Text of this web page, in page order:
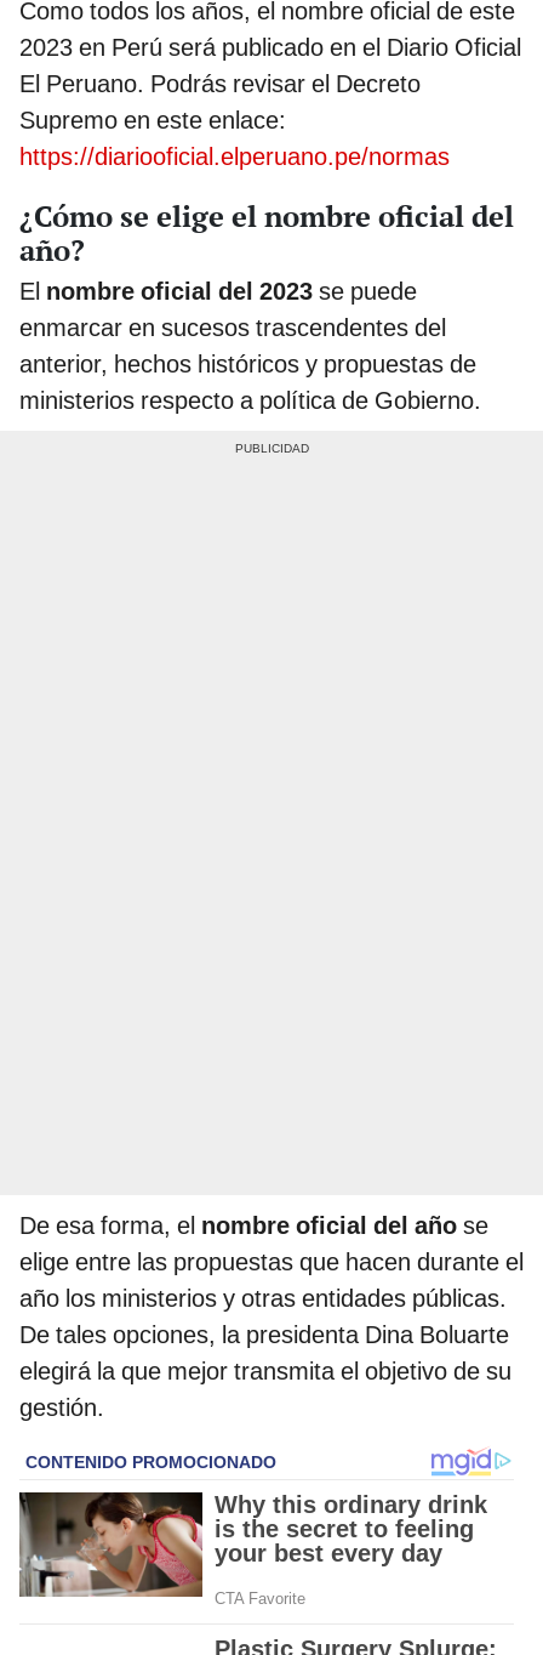
Como todos los años, el nombre oficial de este
2023 en Perú será publicado en el Diario Oficial
El Peruano. Podrás revisar el Decreto
Supremo en este enlace:
https://diariooficial.elperuano.pe/normas
¿Cómo se elige el nombre oficial del
año?
El nombre oficial del 2023 se puede
enmarcar en sucesos trascendentes del
anterior, hechos históricos y propuestas de
ministerios respecto a política de Gobierno.
De esa forma, el nombre oficial del año se
elige entre las propuestas que hacen durante el
año los ministerios y otras entidades públicas.
De tales opciones, la presidenta Dina Boluarte
elegirá la que mejor transmita el objetivo de su
gestión.